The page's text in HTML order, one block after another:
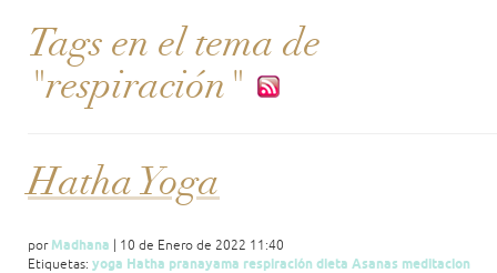
Tags en el tema de
"respiración"
Hatha Yoga
por Madhana | 10 de Enero de 2022 11:40
Etiquetas: yoga Hatha pranayama respiración dieta Asanas meditacion